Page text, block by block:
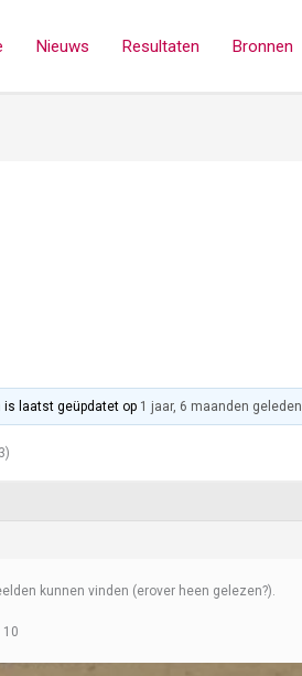
Nieuws Resultaten Bronnen
is laatst geüpdatet op 1 jaar, 6 maanden geleden
kunnen vinden (erover heen gelezen?).
10